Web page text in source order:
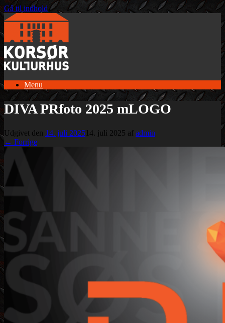
Gå til indhold
Menu
DIVA PRfoto 2025 mLOGO
Udgivet den 14. juli 2025 14. juli 2025 af admin
← Forrige